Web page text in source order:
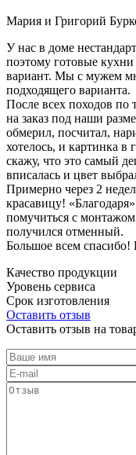
Мария и Григорий
У нас в доме
поэтому готовые
вариант. Мы с мужем
подходящего варианта.
После всех походов
на заказ под наши
обмерил, посчитал,
хотелось, и картинка в
скажу, что это самый
вписалась и цвет
Примерно через 2
красавицу!
помучиться с
получился отменный.
Большое всем спасибо!
Качество продукции
Уровень сервиса
Срок изготовления
Оставить отзыв
Оставить отзыв на